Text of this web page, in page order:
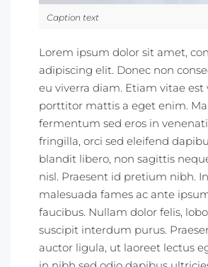
Caption text
Lorem ipsum dolor sit amet,
adipiscing elit. Donec non
eu viverra diam. Etiam vitae est
porttitor mattis a eget enim.
fermentum sed eros in
fringilla, orci sed eleifend
blandit libero, non sagittis
nisl. Praesent id pretium nibh.
malesuada fames ac ante
faucibus. Nullam dolor felis,
suscipit interdum purus.
auctor ligula, ut laoreet lectus